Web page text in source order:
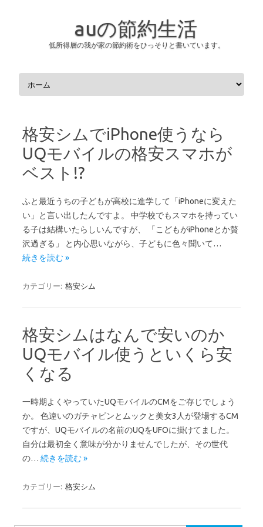
auの節約生活
低所得層の我が家の節約術をひっそりと書いています。
コンテンツへスキップ
格安シムでiPhone使うなら
UQモバイルの格安スマホが
ベスト!?
ふと最近うちの子どもが高校に進学して「iPhoneに変えた
い」と言い出したんですよ。 中学校でもスマホを持ってい
る子は結構いたらしいんですが、 「こどもがiPhoneとか贅
沢過ぎる」 と内心思いながら、子どもに色々聞いて…
続きを読む »
カテゴリー: 格安シム
格安シムはなんで安いのか
UQモバイル使うといくら安
くなる
一時期よくやっていたUQモバイルのCMをご存じでしょう
か。 色違いのガチャピンとムックと美女3人が登場するCM
ですが、UQモバイルの名前のUQをUFOに掛けてました。
自分は最初全く意味が分かりませんでしたが、その世代
の… 続きを読む »
カテゴリー: 格安シム